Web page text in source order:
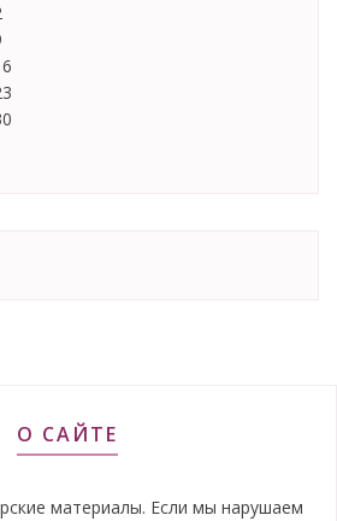
О САЙТЕ
материалы. Если мы нарушаем